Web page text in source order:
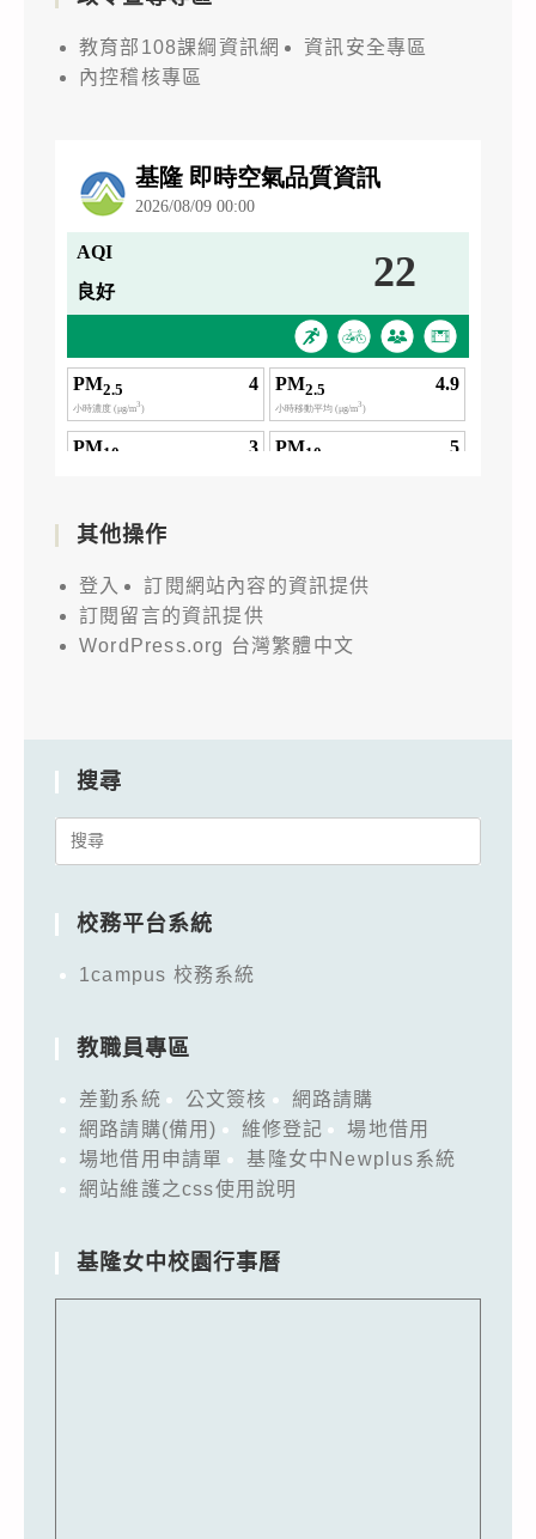
教育部108課綱資訊網
資訊安全專區
內控稽核專區
其他操作
登入
訂閱網站內容的資訊提供
訂閱留言的資訊提供
WordPress.org 台灣繁體中文
搜尋
Search
校務平台系統
1campus 校務系統
教職員專區
差勤系統 公文簽核
網路請購
網路請購(備用)
維修登記
場地借用
場地借用申請單
基隆女中Newplus系統
網站維護之css使用說明
基隆女中校園行事曆